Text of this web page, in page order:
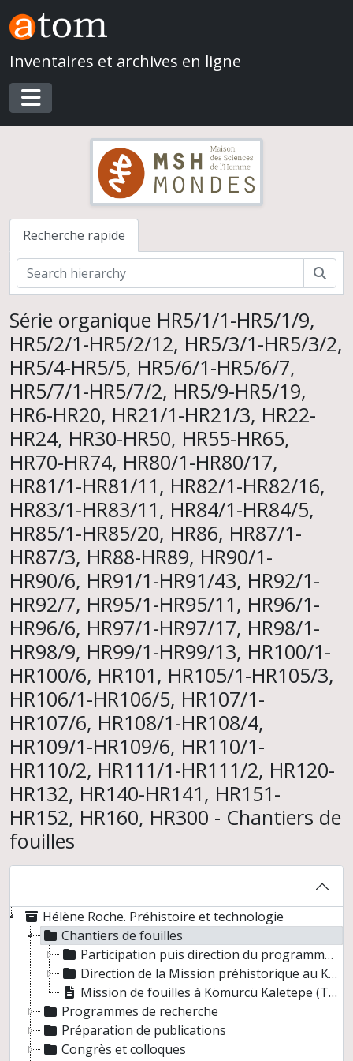
Skip to main content
Inventaires et archives en ligne
Toggle navigation
Recherche rapide
Série organique HR5/1/1-HR5/1/9,
HR5/2/1-HR5/2/12, HR5/3/1-HR5/3/2,
HR5/4-HR5/5, HR5/6/1-HR5/6/7,
HR5/7/1-HR5/7/2, HR5/9-HR5/19,
HR6-HR20, HR21/1-HR21/3, HR22-
HR24, HR30-HR50, HR55-HR65,
HR70-HR74, HR80/1-HR80/17,
HR81/1-HR81/11, HR82/1-HR82/16,
HR83/1-HR83/11, HR84/1-HR84/5,
HR85/1-HR85/20, HR86, HR87/1-
HR87/3, HR88-HR89, HR90/1-
HR90/6, HR91/1-HR91/43, HR92/1-
HR92/7, HR95/1-HR95/11, HR96/1-
HR96/6, HR97/1-HR97/17, HR98/1-
HR98/9, HR99/1-HR99/13, HR100/1-
HR100/6, HR101, HR105/1-HR105/3,
HR106/1-HR106/5, HR107/1-
HR107/6, HR108/1-HR108/4,
HR109/1-HR109/6, HR110/1-
HR110/2, HR111/1-HR111/2, HR120-
HR132, HR140-HR141, HR151-
HR152, HR160, HR300 - Chantiers de
fouilles
Hélène Roche. Préhistoire et technologie
Chantiers de fouilles
Participation puis direction du programme "Préhistoire" de la Mission internationale de l'AFAR (International Afar Expedition), Hadar, Ethiopie entre 1974 et 1976
Direction de la Mission préhistorique au Kenya
Mission de fouilles à Kömurcü Kaletepe (Turquie) sous la direction de Didier Binder et du Professeur Nur Balkan-Alt, du 15 août au 5 octobre 2001
Programmes de recherche
Préparation de publications
Congrès et colloques